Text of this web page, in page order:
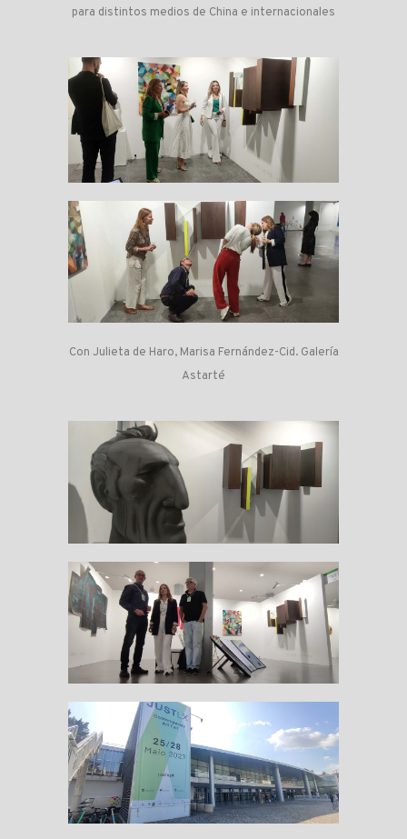
para distintos medios de China e internacionales
Con Julieta de Haro, Marisa Fernández-Cid. Galería
Astarté